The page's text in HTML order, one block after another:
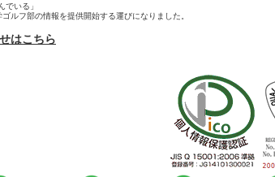
いる」
ルフ部の情報を提供開始する運びになりました。
はこちら